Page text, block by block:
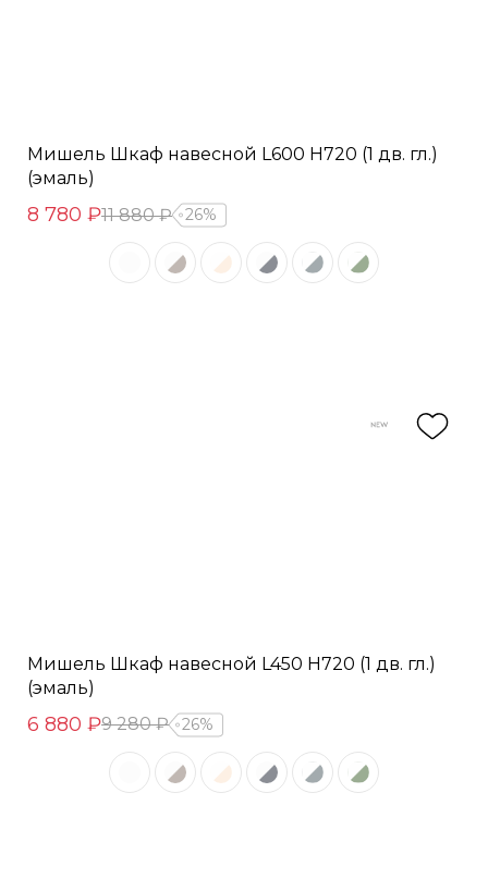
Мишель Шкаф навесной L600 Н720 (1 дв. гл.)
(эмаль)
8 780 ₽11 880 ₽ 26%
Мишель Шкаф навесной L450 Н720 (1 дв. гл.)
(эмаль)
6 880 ₽9 280 ₽ 26%